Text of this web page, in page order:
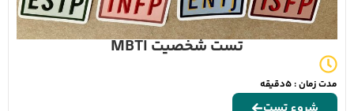
تست شخصیت MBTI
مدت زمان : 5دقیقه